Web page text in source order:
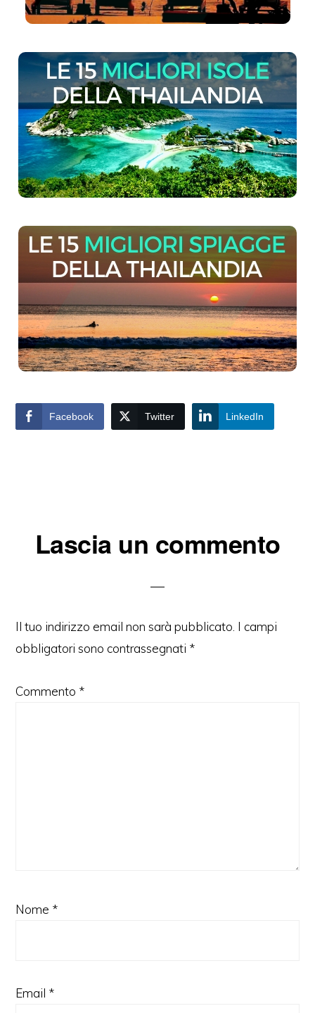
Facebook Twitter LinkedIn
Interazioni
Lascia un commento
Il tuo indirizzo email non sarà pubblicato. I campi
obbligatori sono contrassegnati *
Commento *
Nome *
Email *